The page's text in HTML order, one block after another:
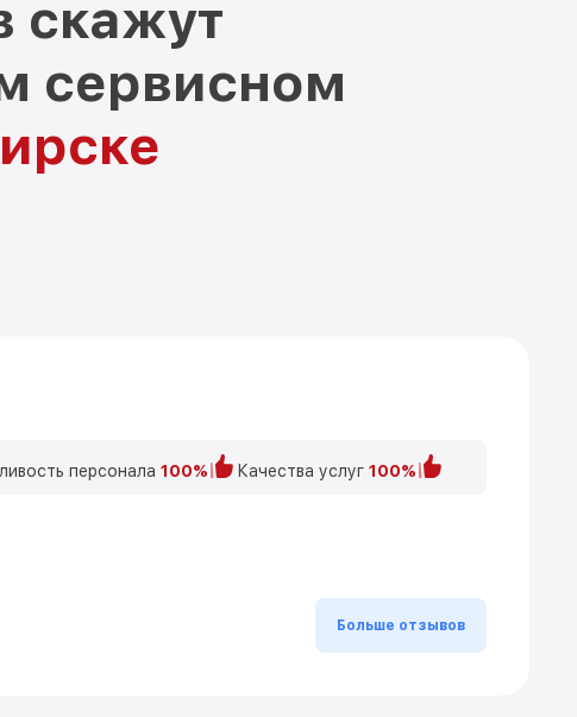
скажут
сервисном
персонала 100% Качества услуг 100%
Больше отзывов